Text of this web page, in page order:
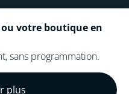
votre boutique en
sans programmation.
plus